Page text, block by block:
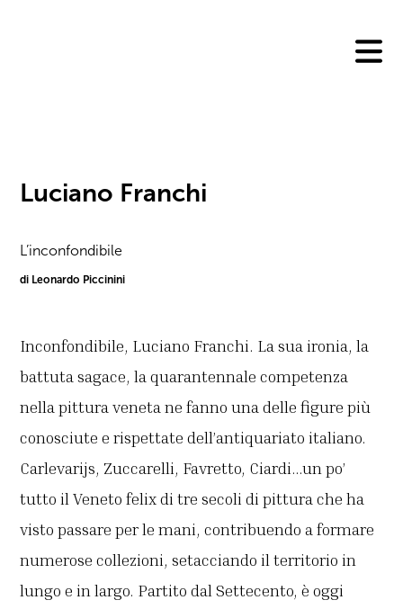
Luciano Franchi
L’inconfondibile
di Leonardo Piccinini
Inconfondibile, Luciano Franchi. La sua ironia, la
battuta sagace, la quarantennale competenza
nella pittura veneta ne fanno una delle figure più
conosciute e rispettate dell’antiquariato italiano.
Carlevarijs, Zuccarelli, Favretto, Ciardi…un po’
tutto il Veneto felix di tre secoli di pittura che ha
visto passare per le mani, contribuendo a formare
numerose collezioni, setacciando il territorio in
lungo e in largo. Partito dal Settecento, è oggi